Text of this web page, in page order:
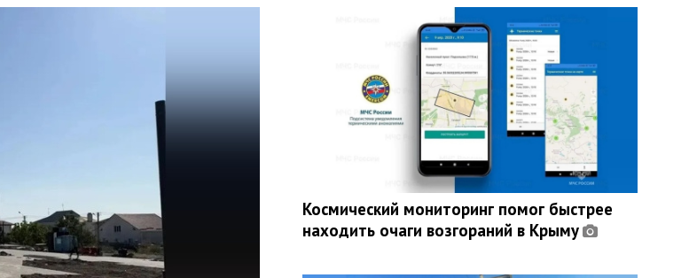
Космический мониторинг помог быстрее
находить очаги возгораний в Крыму